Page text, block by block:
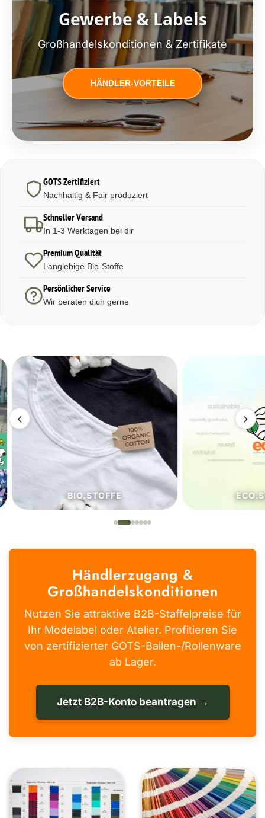
Gewerbe & Labels
Großhandelskonditionen & Zertifikate
HÄNDLER-VORTEILE
GOTS Zertifiziert
Nachhaltig & Fair produziert
Schneller Versand
In 1-3 Werktagen bei dir
Premium Qualität
Langlebige Bio-Stoffe
Persönlicher Service
Wir beraten dich gerne
‹
BIO.STOFFE
›
Händlerzugang &
Großhandelskonditionen
Nutzen Sie attraktive B2B-Staffelpreise für
Ihr Modelabel oder Atelier. Profitieren Sie
von zertifizierter GOTS-Ballen-/Rollenware
ab Lager.
Jetzt B2B-Konto beantragen →